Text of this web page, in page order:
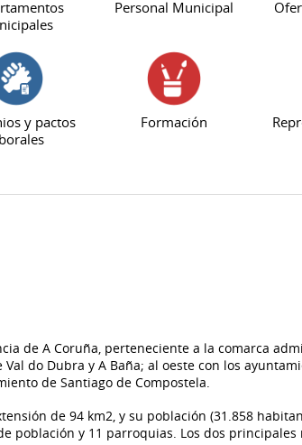
Personal Municipal
y pactos
Formación
de A Coruña, perteneciente a la comarca
do Dubra y A Baña; al oeste con los
de Santiago de Compostela.
de 94 km2, y su población (31.858
población y 11 parroquias. Los dos